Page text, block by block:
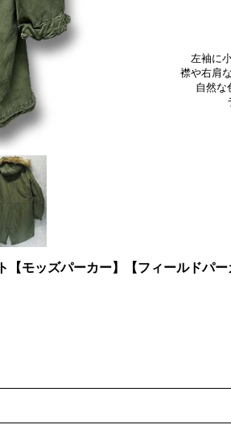
左袖に
襟や右肩
自然な
【モッズパーカー】【フィールドパ